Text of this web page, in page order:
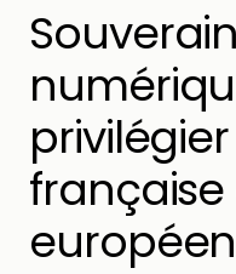
française